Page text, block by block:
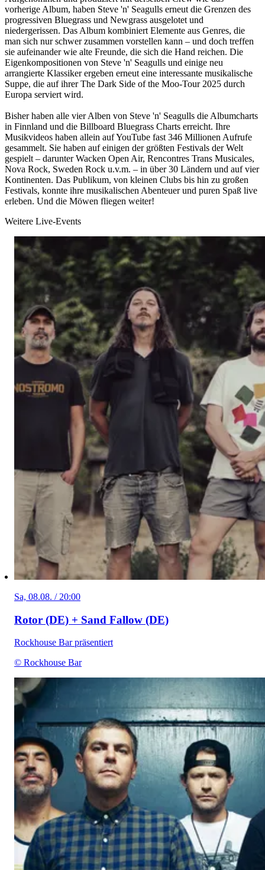
vorherige Album, haben Steve 'n' Seagulls erneut die Grenzen des
progressiven Bluegrass und Newgrass ausgelotet und
niedergerissen. Das Album kombiniert Elemente aus Genres, die
man sich nur schwer zusammen vorstellen kann – und doch treffen
sie aufeinander wie alte Freunde, die sich die Hand reichen. Die
Eigenkompositionen von Steve 'n' Seagulls und einige neu
arrangierte Klassiker ergeben erneut eine interessante musikalische
Suppe, die auf ihrer The Dark Side of the Moo-Tour 2025 durch
Europa serviert wird.
Bisher haben alle vier Alben von Steve 'n' Seagulls die Albumcharts
in Finnland und die Billboard Bluegrass Charts erreicht. Ihre
Musikvideos haben allein auf YouTube fast 346 Millionen Aufrufe
gesammelt. Sie haben auf einigen der größten Festivals der Welt
gespielt – darunter Wacken Open Air, Rencontres Trans Musicales,
Nova Rock, Sweden Rock u.v.m. – in über 30 Ländern und auf vier
Kontinenten. Das Publikum, von kleinen Clubs bis hin zu großen
Festivals, konnte ihre musikalischen Abenteuer und puren Spaß live
erleben. Und die Möwen fliegen weiter!
Weitere Live-Events
Sa, 08.08. / 20:00
Rotor (DE) + Sand Fallow (DE)
Rockhouse Bar präsentiert
© Rockhouse Bar